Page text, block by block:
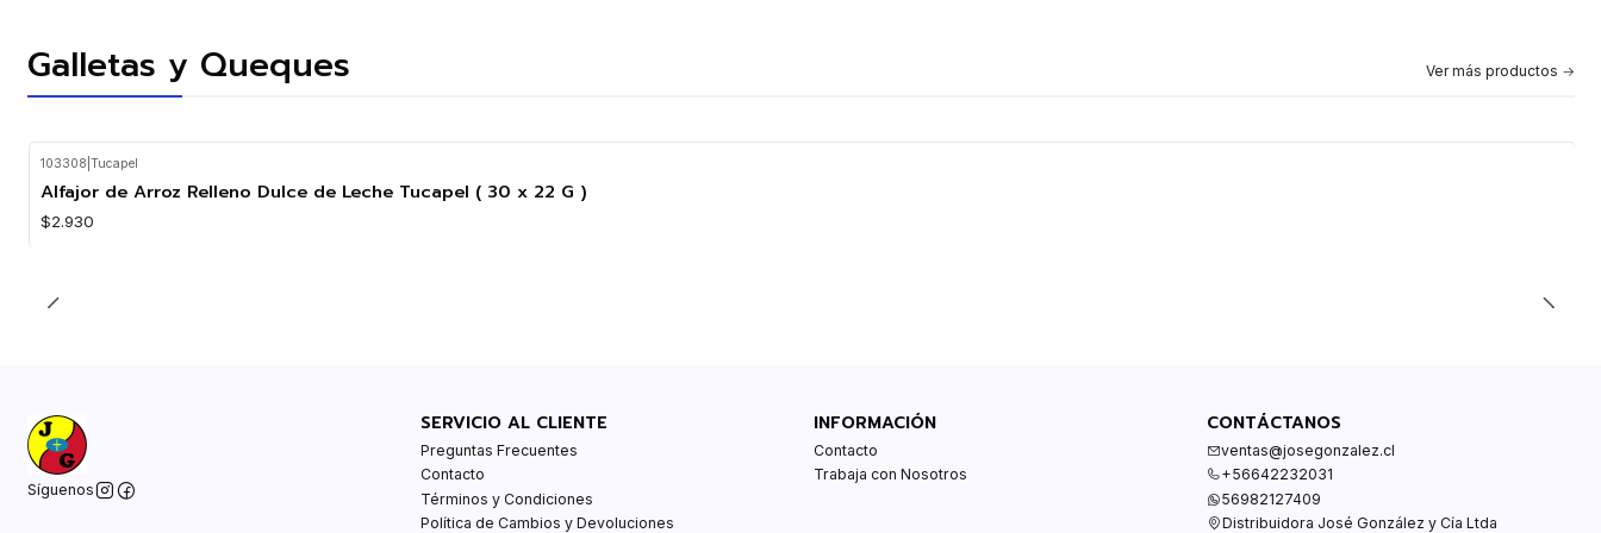
Galletas y Queques Ver más productos
103308 Tucapel
Alfajor de Arroz Relleno Dulce de Leche Tucapel ( 30 x 22 G )
$2.930
Síguenos
SERVICIO AL CLIENTE
Preguntas Frecuentes
Contacto
Términos y Condiciones
Política de Cambios y Devoluciones
INFORMACIÓN
Contacto
Trabaja con Nosotros
CONTÁCTANOS
ventas@josegonzalez.cl
+56642232031
56982127409
Distribuidora José González y Cía Ltda